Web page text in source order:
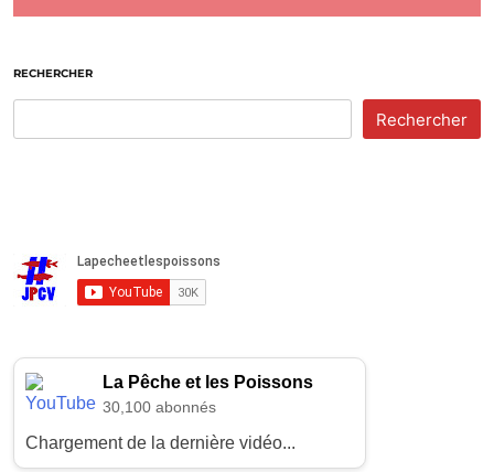
RECHERCHER
Rechercher
La Pêche et les Poissons
30,100 abonnés
Chargement de la dernière vidéo...